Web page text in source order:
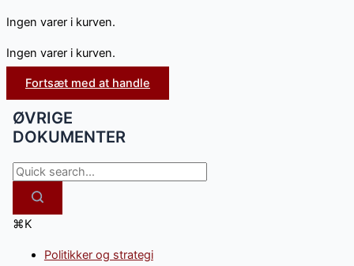
Ingen varer i kurven.
Ingen varer i kurven.
Fortsæt med at handle
ØVRIGE
DOKUMENTER
⌘K
Politikker og strategi